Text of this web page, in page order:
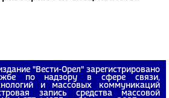
"Вести-Орел" зарегистрировано
по надзору в сфере связи,
и массовых коммуникаций
запись средства массовой